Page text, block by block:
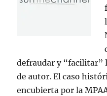
defraudar y “facilitar”
de autor. El caso
encubierta por la